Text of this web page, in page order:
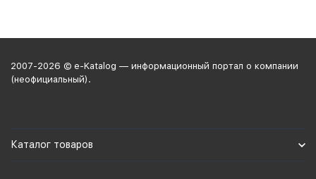
2007-2026 © e-Katalog — информационный портал о компании
(неофициальный).
Каталог товаров